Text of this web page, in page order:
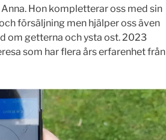
Hon kompletterar oss med sin
försäljning men hjälper oss även
om getterna och ysta ost. 2023
som har flera års erfarenhet från